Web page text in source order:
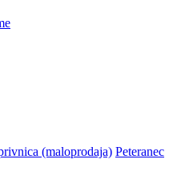
(maloprodaja) Peteranec